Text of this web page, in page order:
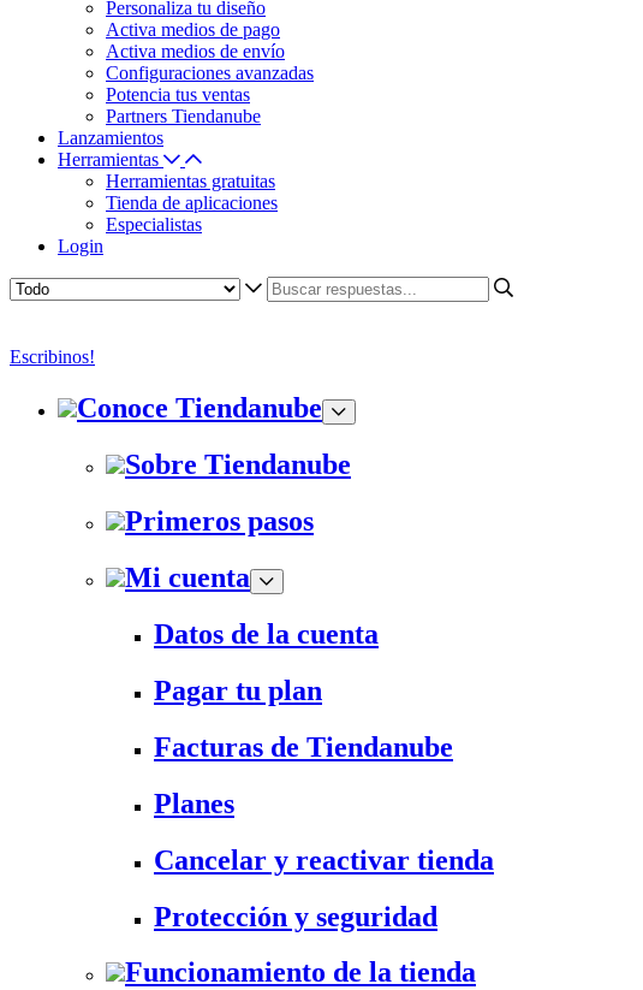
Personaliza tu diseño
Activa medios de pago
Activa medios de envío
Configuraciones avanzadas
Potencia tus ventas
Partners Tiendanube
Lanzamientos
Herramientas
Herramientas gratuitas
Tienda de aplicaciones
Especialistas
Login
Escribinos!
Conoce Tiendanube
Sobre Tiendanube
Primeros pasos
Mi cuenta
Datos de la cuenta
Pagar tu plan
Facturas de Tiendanube
Planes
Cancelar y reactivar tienda
Protección y seguridad
Funcionamiento de la tienda